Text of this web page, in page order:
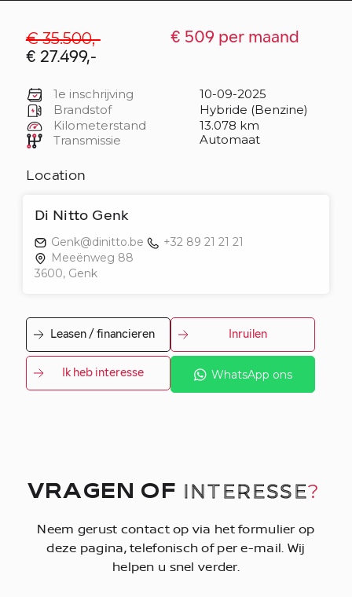
€ 35.500,-
€ 27.499,-
€ 509 per maand
1e inschrijving
10-09-2025
Brandstof
Hybride (Benzine)
Kilometerstand
13.078 km
Transmissie
Automaat
Location
Di Nitto Genk
Genk@dinitto.be
+32 89 21 21 21
Meeënweg 88
3600, Genk
Leasen / financieren Inruilen
Ik heb interesse WhatsApp ons
VRAGEN OF INTERESSE?
Neem gerust contact op via het formulier op
deze pagina, telefonisch of per e-mail. Wij
helpen u snel verder.